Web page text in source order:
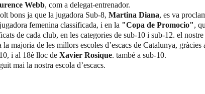
Webb, com a delegat-entrenador.
bons ja que la jugadora Sub-8, Martina Diana, es va
femenina classificada, i en la "Copa de Promocio",
de cada club, en les categories de sub-10 i sub-12. el
majoria de les millors escoles d’escacs de Catalunya, gràcies
i al 18è lloc de Xavier Rosique. també a sub-10.
mai la nostra escola d’escacs.